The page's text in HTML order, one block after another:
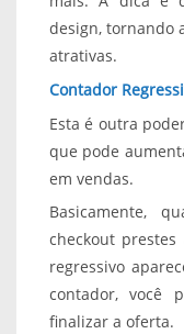
design, tornando
atrativas.
Contador
Esta é outra
que pode
em vendas.
Basicamente,
checkout
regressivo
contador, você
finalizar a oferta.